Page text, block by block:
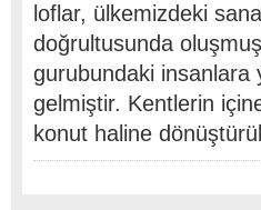
loflar, ülkemizdeki
doğrultusunda
gurubundaki insanlara
gelmiştir. Kentlerin
konut haline